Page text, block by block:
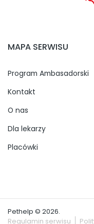
MAPA SERWISU
Program Ambasadorski
Kontakt
O nas
Dla lekarzy
Placówki
Pethelp © 2026.
Regulamin serwisu